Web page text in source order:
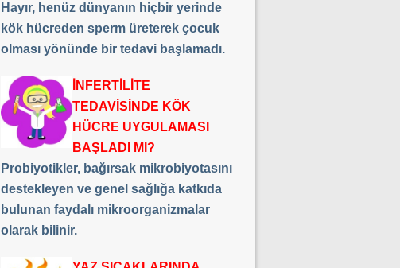
Hayır, henüz dünyanın hiçbir yerinde
kök hücreden sperm üreterek çocuk
olması yönünde bir tedavi başlamadı.
İNFERTİLİTE
TEDAVİSİNDE KÖK
HÜCRE UYGULAMASI
BAŞLADI MI?
Probiyotikler, bağırsak mikrobiyotasını
destekleyen ve genel sağlığa katkıda
bulunan faydalı mikroorganizmalar
olarak bilinir.